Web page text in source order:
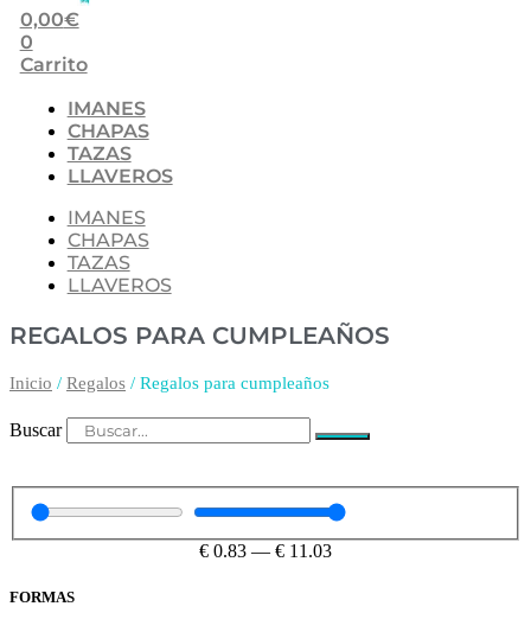
0,00€
0
Carrito
IMANES
CHAPAS
TAZAS
LLAVEROS
IMANES
CHAPAS
TAZAS
LLAVEROS
REGALOS PARA CUMPLEAÑOS
Inicio / Regalos / Regalos para cumpleaños
Buscar
€ 0.83 — € 11.03
FORMAS